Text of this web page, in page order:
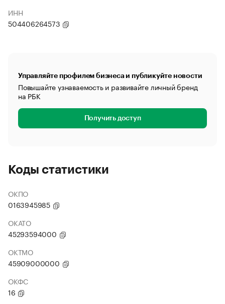
ИНН
504406264573
Управляйте профилем бизнеса и публикуйте новости
Повышайте узнаваемость и развивайте личный бренд
на РБК
Получить доступ
Коды статистики
ОКПО
0163945985
ОКАТО
45293594000
ОКТМО
45909000000
ОКФС
16